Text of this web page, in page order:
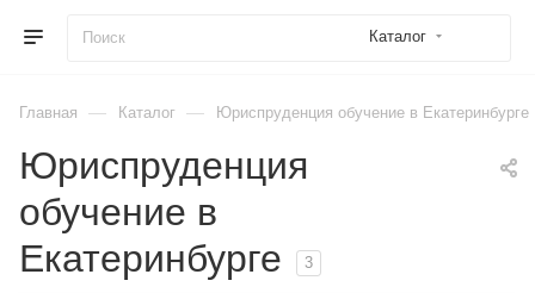
Каталог
Главная — Каталог — Юриспруденция обучение в Екатеринбурге
Юриспруденция
обучение в
Екатеринбурге
3